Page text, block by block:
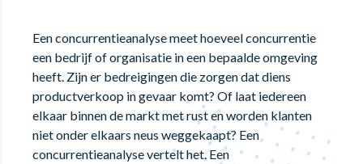
Een concurrentieanalyse meet hoeveel concurrentie
een bedrijf of organisatie in een bepaalde omgeving
heeft. Zijn er bedreigingen die zorgen dat diens
productverkoop in gevaar komt? Of laat iedereen
elkaar binnen de markt met rust en worden klanten
niet onder elkaars neus weggekaapt? Een
concurrentieanalyse vertelt het. Een